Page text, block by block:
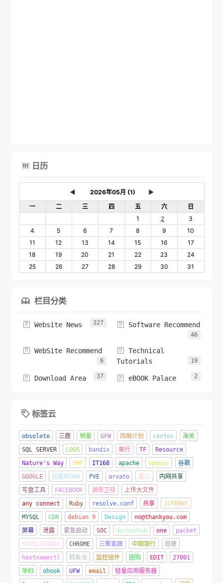
 日历
◄
►
一
二 三 四 五 六
日
1
2 1
3
4
5 6 7 8 9
10
11
12 13 14 15 16
17
18
19 20 21 22 23
24
25
26 27 28 29 30 31
 栏目分类
 Website News 327  Software Recommend
46
 WebSite Recommend
6
 Technical
Tutorials
19
 Download Area 37  eBOOK Palace 2
 标签云
obsolete 三鹿 销量 GFW 西厢计划 centos
海关
SQL SERVER
LOGS bandix 美行 TF
Resource
Nature's Way
SWF IT168 apache openai
谷歌
GOOGLE
纽曼斯DHA PVE arvato 婴儿
内网共享
写盘工具
FACEBOOK 湖南卫视
上传大文件
any connect
Ruby resolve.conf 共享
JCPENNY
MYSQL
CDN debian 9 Design
no@thankyou.com
屏幕
泄露 紧急启动 SOC dockerhub one
packet
MYSQLTUNNER
CHROME 三聚氰胺 中国银行
搭建
hostnamectl
鳕鱼油 监控组件 团购 EDIT
27001
孕妇
ohook UFW email
轻量应用服务器